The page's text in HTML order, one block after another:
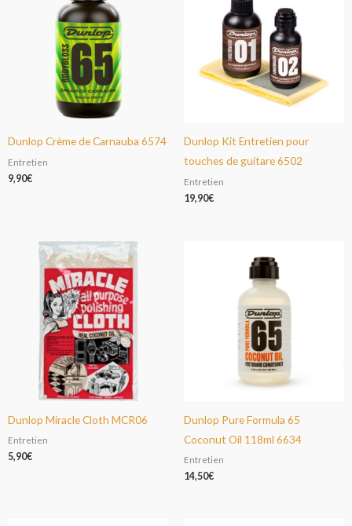
Dunlop Crème de Carnauba 6574
Entretien
9,90€
Dunlop Kit Entretien pour
touches de guitare 6502
Entretien
19,90€
Dunlop Miracle Cloth MCR06
Entretien
5,90€
Dunlop Pure Formula 65
Coconut Oil 118ml 6634
Entretien
14,50€